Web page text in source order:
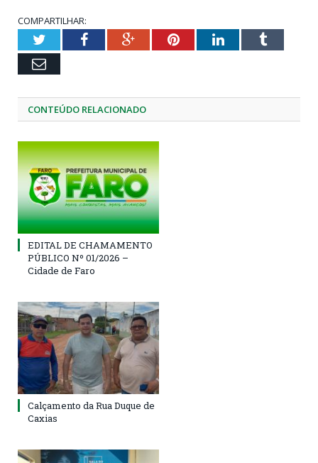
COMPARTILHAR:
TwitterFacebookGoogle+PinterestLinkedInTumblr
Email
CONTEÚDO RELACIONADO
EDITAL DE CHAMAMENTO
PÚBLICO Nº 01/2026 –
Cidade de Faro
Calçamento da Rua Duque de
Caxias